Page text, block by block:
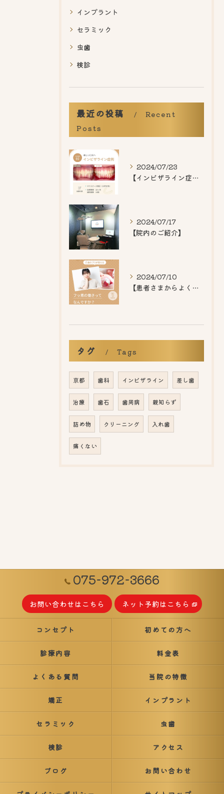
インプラント
セラミック
虫歯
検診
最近の投稿
Recent
Posts
2024/07/23
【インビザライン症例紹介】
2024/07/17
【院内のご紹介】
2024/07/10
【患者さまからよくいただくご質問】
タグ Tags
京都 歯科 インビザライン 差し歯
治療 歯石 歯周病 親知らず
詰め物 クリーニング 入れ歯
痛くない
075-972-3666
お問い合わせはこちら ネット予約はこちら
コンセプト 初めての方へ
診療内容 料金表
よくある質問 当院の特徴
矯正 インプラント
セラミック 虫歯
検診 アクセス
ブログ お問い合わせ